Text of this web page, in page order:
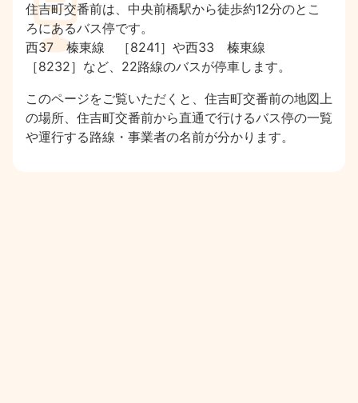
住吉町交番前は、中央前橋駅から徒歩約12分のとこ
ろにあるバス停です。
西37 榛東線 ［8241］や西33 榛東線
［8232］など、22路線のバスが停車します。
このページをご覧いただくと、住吉町交番前の地図上
の場所、住吉町交番前から直通で行けるバス停の一覧
や運行する路線・事業者の名前が分かります。